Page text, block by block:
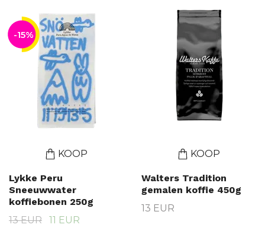
-15%
KOOP
Lykke Peru
Sneeuwwater
koffiebonen 250g
13 EUR
11 EUR
KOOP
Walters Tradition
gemalen koffie 450g
13 EUR